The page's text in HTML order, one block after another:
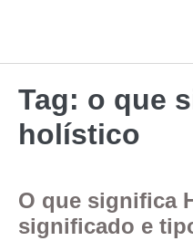
Tag: o que
holístico
O que significa
significado e